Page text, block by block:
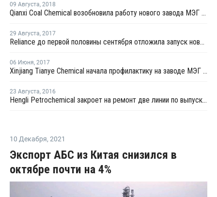
09 Августа, 2018
Qianxi Coal Chemical возобновила работу нового завода МЭГ в Цяньси после профилактики
29 Августа, 2017
Reliance до первой половины сентября отложила запуск нового завода МЭГ в Джамнагаре
06 Июня, 2017
Xinjiang Tianye Chemical начала профилактику на заводе МЭГ в Китае
23 Августа, 2016
Hengli Petrochemical закроет на ремонт две линии по выпуску ТФК в сентябре-октябре
10 Декабря, 2021
Экспорт АБС из Китая снизился в
октябре почти на 4%